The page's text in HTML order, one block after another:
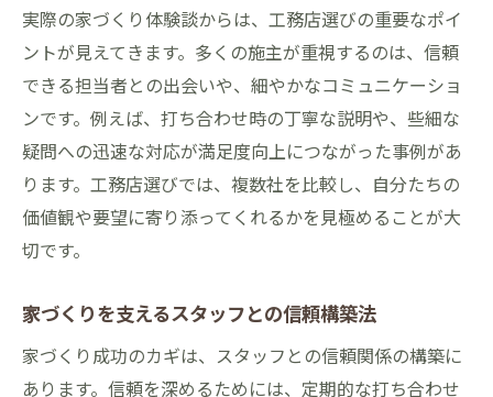
実際の家づくり体験談からは、工務店選びの重要なポイ
ントが見えてきます。多くの施主が重視するのは、信頼
できる担当者との出会いや、細やかなコミュニケーショ
ンです。例えば、打ち合わせ時の丁寧な説明や、些細な
疑問への迅速な対応が満足度向上につながった事例があ
ります。工務店選びでは、複数社を比較し、自分たちの
価値観や要望に寄り添ってくれるかを見極めることが大
切です。
家づくりを支えるスタッフとの信頼構築法
家づくり成功のカギは、スタッフとの信頼関係の構築に
あります。信頼を深めるためには、定期的な打ち合わせ